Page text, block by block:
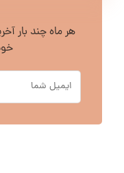
هر ماه چند بار